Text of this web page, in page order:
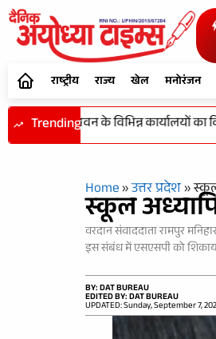
राष्ट्रीय राज्य खेल मनोरंजन
Trending
भवन के विभिन्न कार्यालयों का किया
Home»उत्तर प्रदेश»
स्कूल
वरदान संवाददाता रामपुर
इस संबंध में एसएसपी को
BY: DAT BUREAU
EDITED BY: DAT BUREAU
UPDATED: Sunday, September 7,